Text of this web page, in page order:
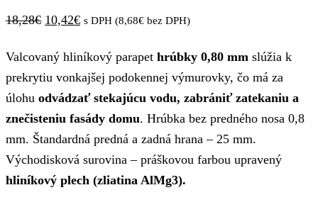
18,28€ 10,42€ s DPH (8,68€ bez DPH)
Valcovaný hliníkový parapet hrúbky 0,80 mm slúžia k
prekrytiu vonkajšej podokennej výmurovky, čo má za
úlohu odvádzať stekajúcu vodu, zabrániť zatekaniu a
znečisteniu fasády domu. Hrúbka bez predného nosa 0,8
mm. Štandardná predná a zadná hrana – 25 mm.
Východisková surovina – práškovou farbou upravený
hliníkový plech (zliatina AlMg3).